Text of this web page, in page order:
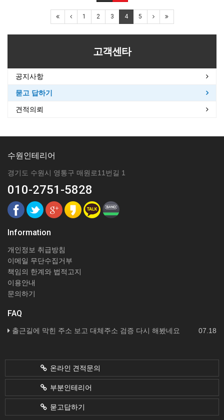
1 2 3 4 5
고객센타
공지사항
묻고 답하기
견적의뢰
수원인테리어
경기도 수원시 영통구 매원로11번길 1
010-2751-5828
Information
개인정보 취급방침
이메일 무단수집거부
책임의 한계와 법적고지
이용안내
문의하기
FAQ
07.18
출근길에 막힌 주소 보고 대체주소 검증 다시 해봤네요
온라인 견적문의
부분인테리어
묻고답하기